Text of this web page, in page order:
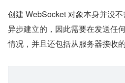
创建 WebSocket 对象本身并没
异步建立的，因此需要在发送任
情况，并且还包括从服务器接收